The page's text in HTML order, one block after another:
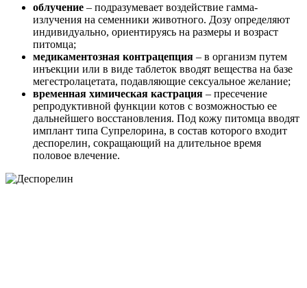
облучение – подразумевает воздействие гамма-
излучения на семенники животного. Дозу определяют
индивидуально, ориентируясь на размеры и возраст
питомца;
медикаментозная контрацепция – в организм путем
инъекции или в виде таблеток вводят вещества на базе
мегестролацетата, подавляющие сексуальное желание;
временная химическая кастрация – пресечение
репродуктивной функции котов с возможностью ее
дальнейшего восстановления. Под кожу питомца вводят
имплант типа Супрелорина, в состав которого входит
деспорелин, сокращающий на длительное время
половое влечение.